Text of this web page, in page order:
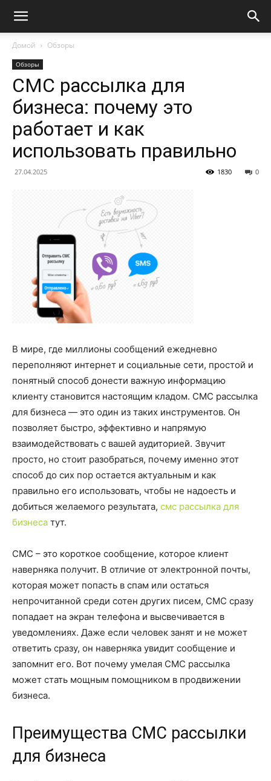
Домой Обзоры
Обзоры
СМС рассылка для
бизнеса: почему это
работает и как
использовать правильно
27.04.2025 0
1830
В мире, где миллионы сообщений ежедневно
переполняют интернет и социальные сети, простой и
понятный способ донести важную информацию
клиенту становится настоящим кладом. СМС рассылка
для бизнеса — это один из таких инструментов. Он
позволяет быстро, эффективно и напрямую
взаимодействовать с вашей аудиторией. Звучит
просто, но стоит разобраться, почему именно этот
способ до сих пор остается актуальным и как
правильно его использовать, чтобы не надоесть и
добиться желаемого результата, смс рассылка для
бизнеса тут.
СМС – это короткое сообщение, которое клиент
наверняка получит. В отличие от электронной почты,
которая может попасть в спам или остаться
непрочитанной среди сотен других писем, СМС сразу
попадает на экран телефона и высвечивается в
уведомлениях. Даже если человек занят и не может
ответить сразу, он наверняка увидит сообщение и
запомнит его. Вот почему умелая СМС рассылка
может стать мощным помощником в продвижении
бизнеса.
Преимущества СМС рассылки
для бизнеса